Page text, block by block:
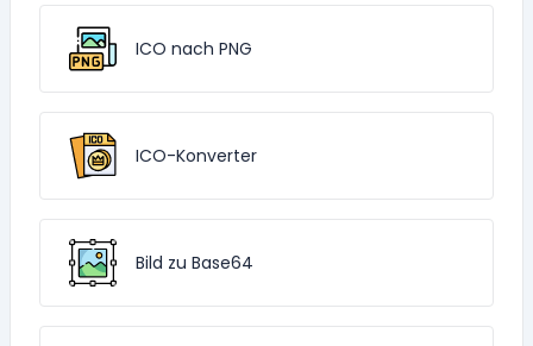
ICO nach PNG
ICO-Konverter
Bild zu Base64